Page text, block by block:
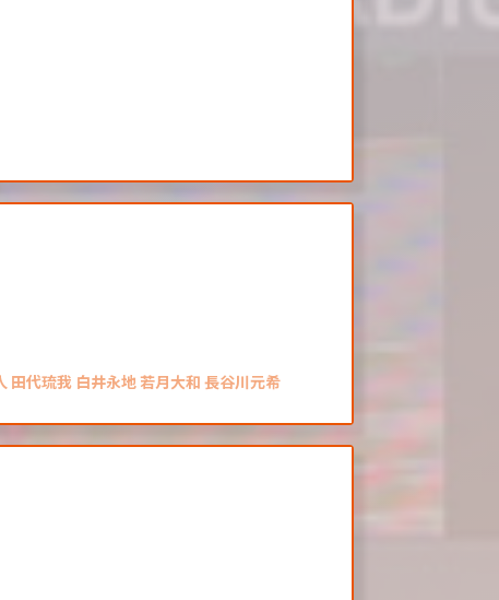
田代琉我 白井永地 若月大和 長谷川元希